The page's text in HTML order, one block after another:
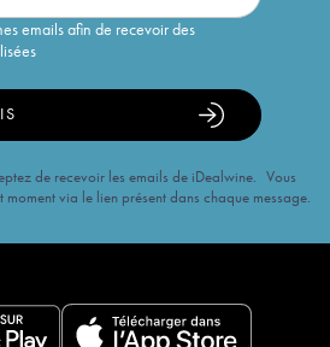
emails afin de recevoir des
de recevoir les emails de iDealwine. Vous
via le lien présent dans chaque message.